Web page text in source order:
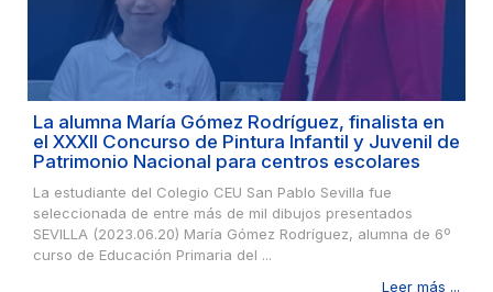
La alumna María Gómez Rodríguez, finalista en
el XXXII Concurso de Pintura Infantil y Juvenil de
Patrimonio Nacional para centros escolares
La estudiante del Colegio CEU San Pablo Sevilla fue
seleccionada de entre más de mil dibujos presentados
SEVILLA (2023.06.20) María Gómez Rodríguez, alumna de 6º
curso de Educación Primaria del ...
Leer más ...